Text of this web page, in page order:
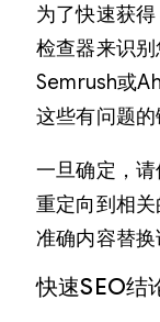
为了快速获
检查器来识别
Semrush或
这些有问题的
一旦确定，
重定向到相
准确内容替换
快速SEO结